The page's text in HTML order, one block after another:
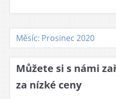
Měsíc: Prosinec 2020
Můžete si s námi
za nízké ceny